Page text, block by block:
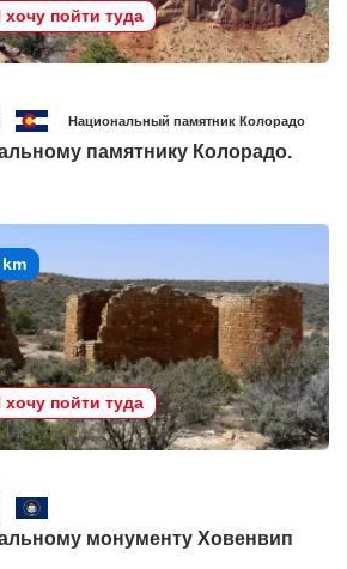
хочу пойти туда
Национальный памятник Колорадо
памятнику Колорадо.
хочу пойти туда
монументу Ховенвип